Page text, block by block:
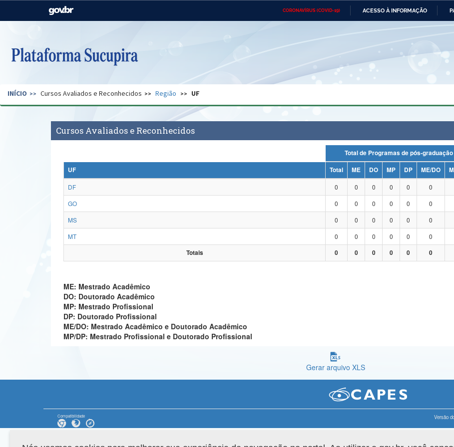
CORONAVÍRUS (COVID-19) ACESSO À INFORMAÇÃO
Casa Civil Ministério das Relações
Pecuária e Abastecimento
Ministério do Desenvolvimento
Regional e dos
Secretaria de Governo Gabinete de Segurança Advocacia-Geral da União Banco Central do Brasil
INÍCIO Cursos Avaliados e Reconhecidos Região UF
Cursos Avaliados e Reconhecidos
Total de Programas de pós-graduação
UF
Total ME DO MP DP ME/DO
DF
0 0 0 0 0 0
GO
0 0 0 0 0 0
MS
0 0 0 0 0 0
MT
0 0 0 0 0 0
Totais
0 0 0 0 0 0
ME: Mestrado Acadêmico
DO: Doutorado Acadêmico
MP: Mestrado Profissional
DP: Doutorado Profissional
ME/DO: Mestrado Acadêmico e Doutorado Acadêmico
MP/DP: Mestrado Profissional e Doutorado Profissional
Gerar arquivo XLS
Compatibilidade Versão